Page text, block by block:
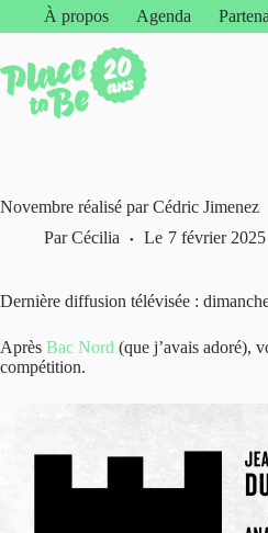
À propos Agenda
Novembre réalisé par Cédric Jimenez
Par Cécilia Le 7 février 2025
Dernière diffusion télévisée :
Après Bac Nord (que j’avais adoré),
compétition.